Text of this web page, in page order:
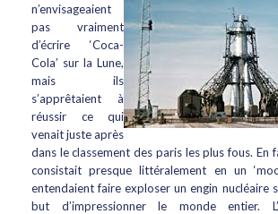
n’envisageaient
pas vraiment
d’écrire ‘Coca-
Cola’ sur la Lune,
mais ils
s’apprêtaient à
réussir ce qui
venait juste après
dans le classement des paris les plus fous. En
consistait presque littéralement en un
entendaient faire exploser un engin nucléaire
but d’impressionner le monde entier.